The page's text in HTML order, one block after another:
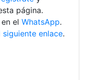
página.
el WhatsApp.
siguiente enlace.